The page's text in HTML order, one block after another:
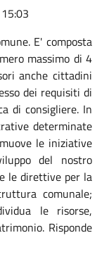
E' composta
massimo di 4
anche cittadini
dei requisiti di
di consigliere. In
determinate
le iniziative
del nostro
le direttive per la
comunale;
le risorse,
Risponde